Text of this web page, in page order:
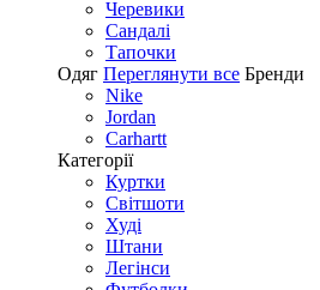
Черевики
Сандалі
Tапочки
Одяг Переглянути все Бренди
Nike
Jordan
Carhartt
Категорії
Куртки
Світшоти
Худі
Штани
Легінси